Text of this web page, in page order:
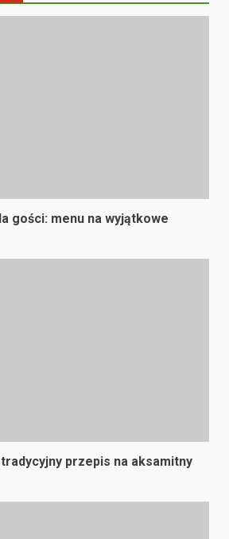
gości: menu na wyjątkowe
przepis na aksamitny